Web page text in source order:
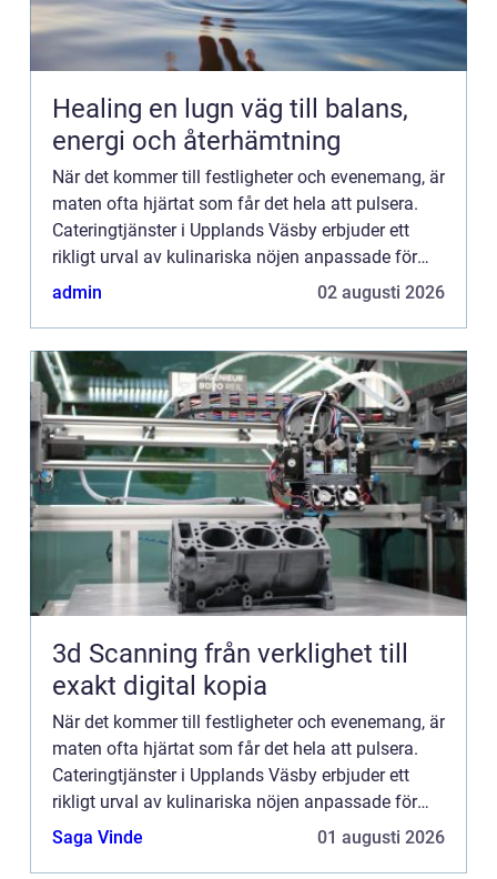
Healing en lugn väg till balans,
energi och återhämtning
När det kommer till festligheter och evenemang, är
maten ofta hjärtat som får det hela att pulsera.
Cateringtjänster i Upplands Väsby erbjuder ett
rikligt urval av kulinariska nöjen anpassade för
alla typer av...
admin 02 augusti 2026
3d Scanning från verklighet till
exakt digital kopia
När det kommer till festligheter och evenemang, är
maten ofta hjärtat som får det hela att pulsera.
Cateringtjänster i Upplands Väsby erbjuder ett
rikligt urval av kulinariska nöjen anpassade för
alla typer av...
Saga Vinde 01 augusti 2026